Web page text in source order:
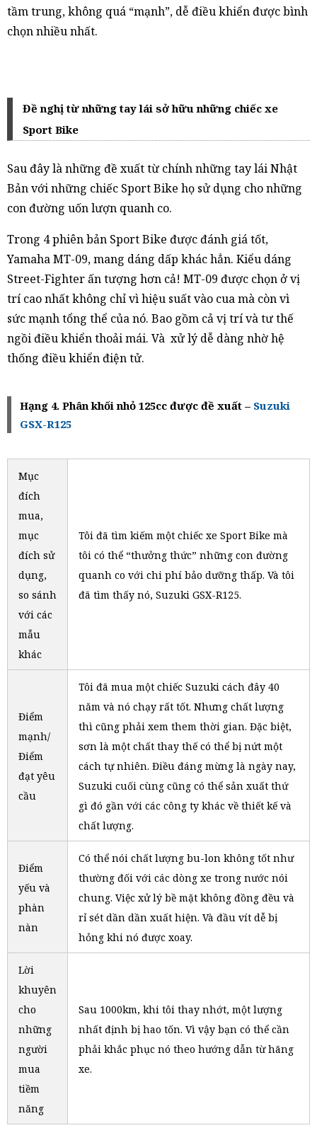
tầm trung, không quá “mạnh”, dễ điều khiển được bình
chọn nhiều nhất.
Đề nghị từ những tay lái sở hữu những chiếc xe
Sport Bike
Sau đây là những đề xuất từ chính những tay lái Nhật
Bản với những chiếc Sport Bike họ sử dụng cho những
con đường uốn lượn quanh co.
Trong 4 phiên bản Sport Bike được đánh giá tốt,
Yamaha MT-09, mang dáng dấp khác hẳn. Kiểu dáng
Street-Fighter ấn tượng hơn cả! MT-09 được chọn ở vị
trí cao nhất không chỉ vì hiệu suất vào cua mà còn vì
sức mạnh tổng thể của nó. Bao gồm cả vị trí và tư thế
ngồi điều khiển thoải mái. Và xử lý dễ dàng nhờ hệ
thống điều khiển điện tử.
Hạng 4. Phân khối nhỏ 125cc được đề xuất – Suzuki
GSX-R125
Mục
đích
mua,
mục
đích sử
dụng,
so sánh
với các
mẫu
khác
Tôi đã tìm kiếm một chiếc xe Sport Bike mà
tôi có thể “thưởng thức” những con đường
quanh co với chi phí bảo dưỡng thấp. Và tôi
đã tìm thấy nó, Suzuki GSX-R125.
Điểm
mạnh/
Điểm
đạt yêu
cầu
Tôi đã mua một chiếc Suzuki cách đây 40
năm và nó chạy rất tốt. Nhưng chất lượng
thì cũng phải xem them thời gian. Đặc biệt,
sơn là một chất thay thế có thể bị nứt một
cách tự nhiên. Điều đáng mừng là ngày nay,
Suzuki cuối cùng cũng có thể sản xuất thứ
gì đó gần với các công ty khác về thiết kế và
chất lượng.
Điểm
yếu và
phàn
nàn
Có thể nói chất lượng bu-lon không tốt như
thường đối với các dòng xe trong nước nói
chung. Việc xử lý bề mặt không đồng đều và
rỉ sét dần dần xuất hiện. Và đầu vít dễ bị
hỏng khi nó được xoay.
Lời
khuyên
cho
những
người
mua
tiềm
năng
Sau 1000km, khi tôi thay nhớt, một lượng
nhất định bị hao tốn. Vì vậy bạn có thể cần
phải khắc phục nó theo hướng dẫn từ hãng
xe.